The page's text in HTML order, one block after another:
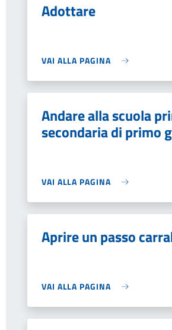
Adottare
VAI ALLA PAGINA
Andare alla scuola
secondaria di primo
VAI ALLA PAGINA
Aprire un passo
VAI ALLA PAGINA